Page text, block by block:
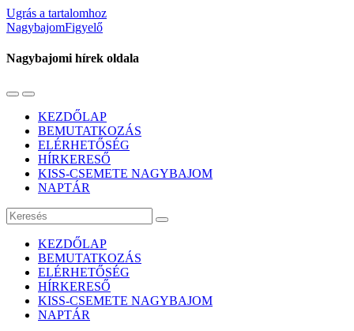
Ugrás a tartalomhoz
NagybajomFigyelő
Nagybajomi hírek oldala
Váltás
mobil
menüre
Használja
keresés
mezőt
KEZDŐLAP
BEMUTATKOZÁS
ELÉRHETŐSÉG
HÍRKERESŐ
KISS-CSEMETE NAGYBAJOM
NAPTÁR
Keresés
KEZDŐLAP
BEMUTATKOZÁS
ELÉRHETŐSÉG
HÍRKERESŐ
KISS-CSEMETE NAGYBAJOM
NAPTÁR